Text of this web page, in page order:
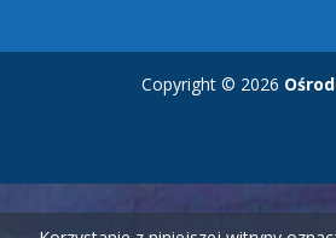
Copyright © 2026